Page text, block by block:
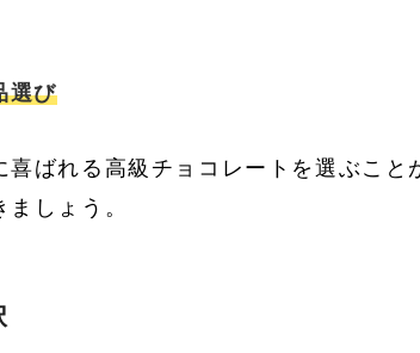
選び
ばれる高級チョコレートを選ぶこと
しょう。